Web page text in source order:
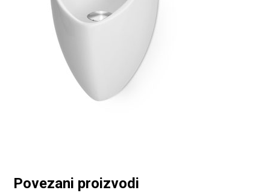
Povezani proizvodi